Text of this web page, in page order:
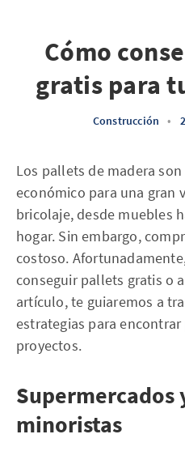
Cómo
gratis para
Construcción •
Los pallets de madera
económico para una gran
bricolaje, desde muebles
hogar. Sin embargo,
costoso.
conseguir pallets gratis o
artículo, te guiaremos a
estrategias para
proyectos.
Supermercados
minoristas